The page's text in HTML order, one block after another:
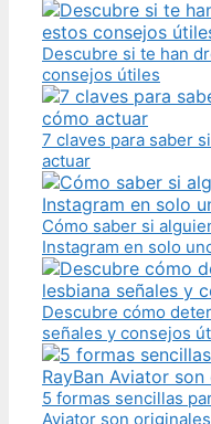
Descubre si te han
consejos útiles
7 claves para saber
actuar
Cómo saber si
Instagram en solo
Descubre cómo
señales y consejos
5 formas sencillas
Aviator son originales